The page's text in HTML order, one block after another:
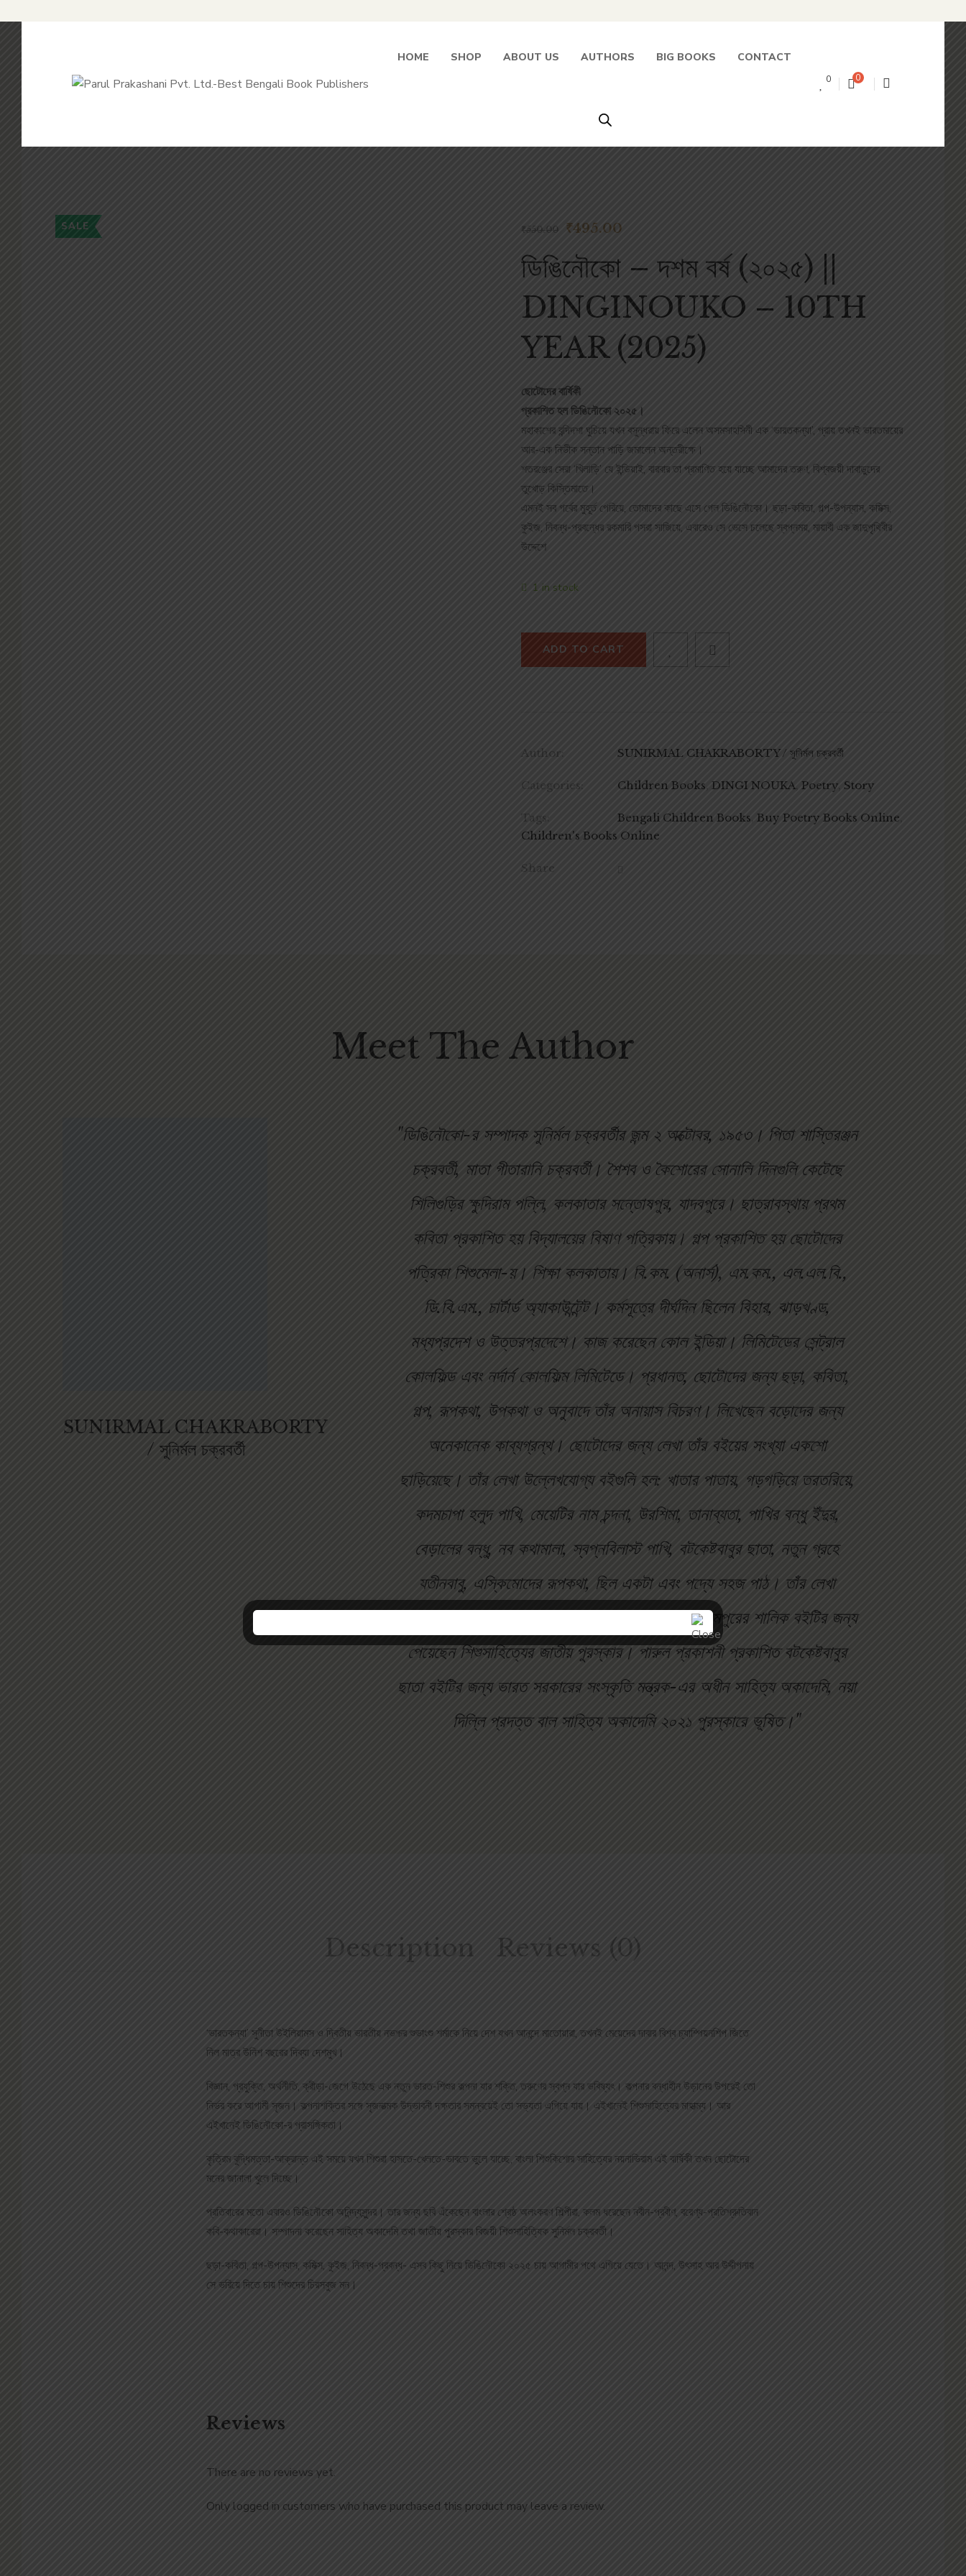
HOME SHOP ABOUT US AUTHORS BIG BOOKS CONTACT
0 0
SALE ₹550.00 ₹495.00
ডিঙিনৌকো – দশম বর্ষ (২০২৫) ||
DINGINOUKO – 10TH
YEAR (2025)
ছোটোদের বার্ষিকী
প্রকাশিত হল ডিঙিনৌকো ২০২৫।
মহাকাশের বন্দিদশা ঘুচিয়ে যখন বসুন্ধরায় ফিরে এলেন অসমসাহসিনী এক ‘ভারতকন্যা’, প্রায় তখনই ভারতমায়ের
আর-এক নির্ভীক সন্তান পাড়ি জমালেন অন্তরীক্ষে।
শতরঞ্জের সেরা ‘খিলাড়ি’ যে ইন্ডিয়াই, বারবার তা প্রমাণিত হয়ে যাচ্ছে আমাদের তরুণ, বিশ্বজয়ী দাবাড়ুদের
তুখোড় কিস্তিমাতে।
এমনই সব গর্বের মুহূর্ত পেরিয়ে, তোমাদের কাছে এসে গেল ডিঙিনৌকো। ছড়া-কবিতা, গল্প-উপন্যাস, কমিক্স,
কুইজ, নিবন্ধ-প্রবন্ধের রকমারি পসরা সাজিয়ে, এবারেও সে ভেসে চলেছে স্বপ্নময়, মায়াবী এক জাদুপৃথিবীর
উদ্দেশে
1 in stock
ADD TO CART
Author: SUNIRMAL CHAKRABORTY / সুনির্মল চক্রবর্তী
Categories: Children Books ,DINGI NOUKA,Poetry,Story
Tags: Bengali Children Books ,Buy Poetry Books Online,
Children's Books Online
Share
Meet The Author
SUNIRMAL CHAKRABORTY
/ সুনির্মল চক্রবর্তী
"ডিঙিনৌকো-র সম্পাদক সুনির্মল চক্রবর্তীর জন্ম ২ অক্টোবর, ১৯৫৩। পিতা শাস্তিরঞ্জন
চক্রবর্তী, মাতা গীতারানি চক্রবর্তী। শৈশব ও কৈশোরের সোনালি দিনগুলি কেটেছে
শিলিগুড়ির ক্ষুদিরাম পল্লি, কলকাতার সন্তোষপুর, যাদবপুরে। ছাত্রাবস্থায় প্রথম
কবিতা প্রকাশিত হয় বিদ্যালয়ের বিষাণ পত্রিকায়। গল্প প্রকাশিত হয় ছোটোদের
পত্রিকা শিশুমেলা-য়। শিক্ষা কলকাতায়। বি.কম. (অনার্স), এম.কম., এল.এল.বি.,
ডি.বি.এম., চার্টার্ড অ্যাকাউন্টেন্ট। কর্মসূত্রে দীর্ঘদিন ছিলেন বিহার, ঝাড়খণ্ড,
মধ্যপ্রদেশ ও উত্তরপ্রদেশে। কাজ করেছেন কোল ইন্ডিয়া। লিমিটেডের সেন্ট্রাল
কোলফিল্ড এবং নর্দার্ন কোলফিল্ম লিমিটেডে। প্রধানত, ছোটোদের জন্য ছড়া, কবিতা,
গল্প, রূপকথা, উপকথা ও অনুবাদে তাঁর অনায়াস বিচরণ। লিখেছেন বড়োদের জন্য
অনেকানেক কাব্যগ্রন্থ। ছোটোদের জন্য লেখা তাঁর বইয়ের সংখ্যা একশো
ছাড়িয়েছে। তাঁর লেখা উল্লেখযোগ্য বইগুলি হল: খাতার পাতায়, গড়গড়িয়ে তরতরিয়ে,
কদমচাপা হলুদ পাখি, মেয়েটির নাম চন্দনা, উরশিমা, তানাব্যতা, পাখির বন্ধু ইঁদুর,
বেড়ালের বন্ধু, নব কথামালা, স্বপ্নবিলাস্ট পাখি, বটকেষ্টবাবুর ছাতা, নতুন গ্রহে
যতীনবাবু, এস্কিমোদের রূপকথা, ছিল একটা এবং পদ্যে সহজ পাঠ। তাঁর লেখা
ছোটোদের বই অনূদিত হয়েছে হিন্দি ও ইংরেজি ভাষায়। কুসুমপুরের শালিক বইটির জন্য
পেয়েছেন শিশুসাহিত্যের জাতীয় পুরস্কার। পারুল প্রকাশনী প্রকাশিত বটকেষ্টবাবুর
ছাতা বইটির জন্য ভারত সরকারের সংস্কৃতি মন্ত্রক-এর অধীন সাহিত্য অকাদেমি, নয়া
দিল্লি প্রদত্ত বাল সাহিত্য অকাদেমি ২০২১ পুরস্কারে ভূষিত।"
Description Reviews (0)
‘ভারতকন্যা’ সুনীতা উইলিয়ামস ও দ্বিতীয় ভারতীয় নভশ্চর শুভাংশু শর্মাকে নিয়ে দেশ যখন আনন্দে মাতোয়ারা, তখনই মেয়েদের দাবার বিশ্ব চ্যাম্পিয়নশিপ জিতে
নিল মাত্র উনিশ বছরের দিব্যা দেশমুখ।
বিজ্ঞান, প্রযুক্তি, অর্থনীতি, ক্রীড়া-জেগে উঠেছে এক নতুন ভারত-শিশুর কল্পনা যার শক্তি, তরুণের স্বপ্ন যার ভবিষ্যৎ। কল্পনার বন্ধাহীন উড়ানের উপরেই তো
নির্ভর করে আগামী সৃজন। কল্পনাশক্তির সঙ্গে সৃজনাত্মক উদ্ভাবনী দক্ষতার সমন্বয়েই তো সভ্যতা এগিয়ে যায়। এইখানেই শিশুসাহিত্যের মাহাত্ম্য। আর
এইখানেই ডিঙিনৌকো-র প্রাসঙ্গিকতা।
কৃত্রিম বুদ্ধিমত্তা-আক্রান্ত এই সময়ে যখন শিশুরা হাসতে-খেলতে-ভাবতে ভুলে যাচ্ছে, বাংলা শিশুকিশোর সাহিত্যের নয়নাভিরাম এই বার্ষিকী তখন ছোটোদের
মনের জানালা খুলে দিচ্ছে।
প্রতিবারের মতো এবারও ডিঙিনৌকো অনিন্দ্যসুন্দর। তার জন্য ছবি এঁকেছেন বাংলার শ্রেষ্ঠ অলংকরণ শিল্পীরা, কলম ধরেছেন নবীন-প্রবীণ, বরেণ্য-প্রতিশ্রুতিবান
কবি-কথাকারেরা। সম্পাদনা করেছেন সাহিত্য অকাদেমি তথা জাতীয় পুরস্কার বিজয়ী শিশুসাহিত্যিক সুনির্মল চক্রবর্তী।
ছড়া-কবিতা, গল্প-উপন্যাস, কমিক্স, কুইজ, নিবন্ধ-প্রবন্ধ- এসব কিছু নিয়ে ডিঙিনৌকো ২০২৫ চায় আগামীর পথে এগিয়ে যেতে। আনন্দ, উৎসাহ আর উদ্দীপনায়
সে ভরিয়ে দিতে চায় শিশুদের চিরসবুজ মন।
Reviews
There are no reviews yet.
Only logged in customers who have purchased this product may leave a review.